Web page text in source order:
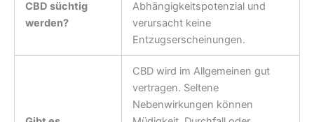
CBD süchtig
werden?
Abhängigkeitspotenzial und
verursacht keine
Entzugserscheinungen.
CBD wird im Allgemeinen gut
vertragen. Seltene
Nebenwirkungen können